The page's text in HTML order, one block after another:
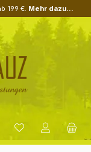
199 €. Mehr dazu...